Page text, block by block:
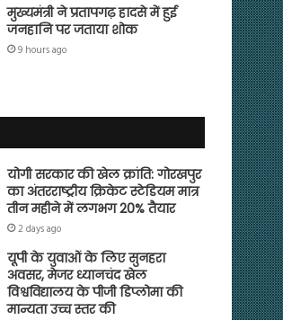
मुख्यमंत्री ने प्रतापगढ़ हादसे में हुई
जनहानि पर जताया शोक
9 hours ago
योगी सरकार की खेल क्रांति: गोरखपुर
का अंतरराष्ट्रीय क्रिकेट स्टेडियम मात्र
तीन महीने में लगभग 20% तैयार
2 days ago
यूपी के युवाओं के लिए सुनहरा
अवसर, मेजर ध्यानचंद खेल
विश्वविद्यालय के पीजी डिप्लोमा की
मान्यता उच्च स्तर की